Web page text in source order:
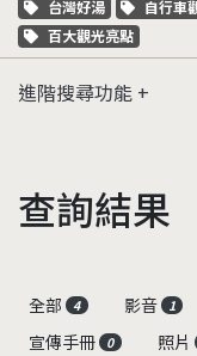
關鍵字標籤
台灣好湯 關鍵字
自行車
關鍵字標籤
百大觀光亮點
進階搜尋功能
查詢結果
全部
4 影音 1
宣傳手冊 0 照片